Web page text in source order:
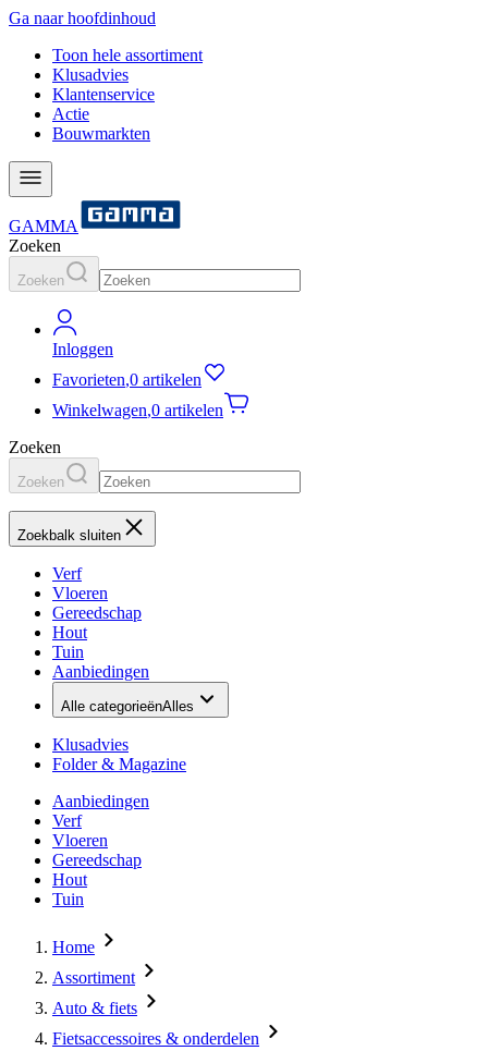
Ga naar hoofdinhoud
Toon hele assortiment
Klusadvies
Klantenservice
Actie
Bouwmarkten
GAMMA
Zoeken
Zoeken
Inloggen
Favorieten,0 artikelen
Winkelwagen,0 artikelen
Zoeken
Zoeken
Zoekbalk sluiten
Verf
Vloeren
Gereedschap
Hout
Tuin
Aanbiedingen
Alle categorieënAlles
Klusadvies
Folder & Magazine
Aanbiedingen
Verf
Vloeren
Gereedschap
Hout
Tuin
Home
Assortiment
Auto & fiets
Fietsaccessoires & onderdelen